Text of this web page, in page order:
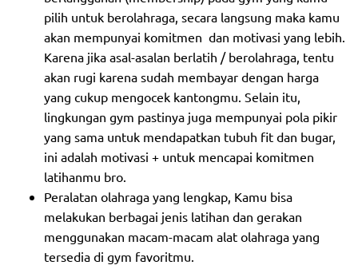
pilih untuk berolahraga, secara langsung maka kamu
akan mempunyai komitmen dan motivasi yang lebih.
Karena jika asal-asalan berlatih / berolahraga, tentu
akan rugi karena sudah membayar dengan harga
yang cukup mengocek kantongmu. Selain itu,
lingkungan gym pastinya juga mempunyai pola pikir
yang sama untuk mendapatkan tubuh fit dan bugar,
ini adalah motivasi + untuk mencapai komitmen
latihanmu bro.
Peralatan olahraga yang lengkap, Kamu bisa
melakukan berbagai jenis latihan dan gerakan
menggunakan macam-macam alat olahraga yang
tersedia di gym favoritmu.